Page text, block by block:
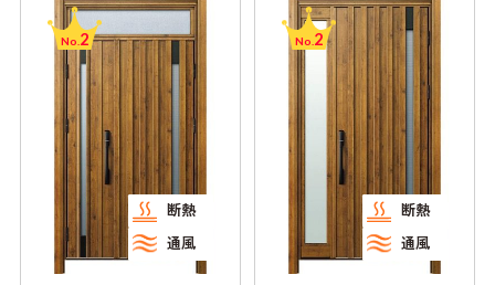
No. 2
断熱
通風
No. 2
断熱
通風